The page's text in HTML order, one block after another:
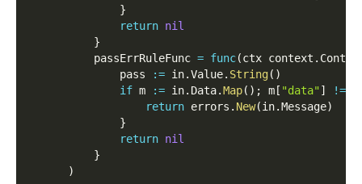
}
return nil
}
          passErrRuleFunc
= func(ctx context .
              pass
:= in.Value. String( )
if m := in. Data.Map( ) ; m [ "data"] !=
return errors . New(in.Message)
}
return nil
}
)